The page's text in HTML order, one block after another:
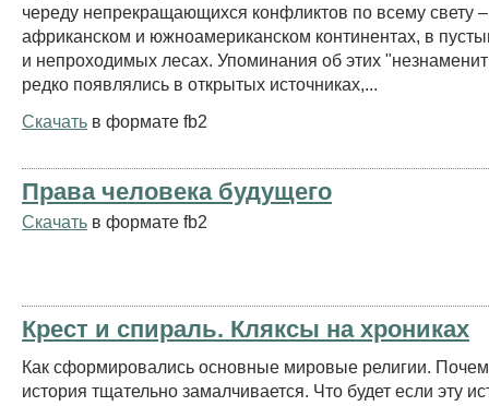
череду непрекращающихся конфликтов по всему свету
африканском и южноамериканском континентах, в
и непроходимых лесах. Упоминания об этих
редко появлялись в открытых источниках,...
Скачать в формате fb2
Права человека будущего
Скачать в формате fb2
Крест и спираль. Кляксы на хрониках
Как сформировались основные мировые религии.
история тщательно замалчивается. Что будет если эту